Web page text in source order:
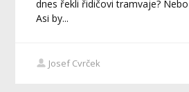
dnes řekli řidičovi tramvaje?
Asi by...
Josef Cvrček